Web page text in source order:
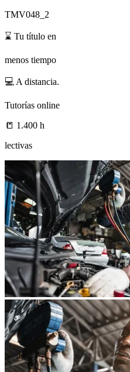
TMV048_2
⌛ Tu título en
menos tiempo
💻 A distancia.
Tutorías online
📒 1.400 h
lectivas